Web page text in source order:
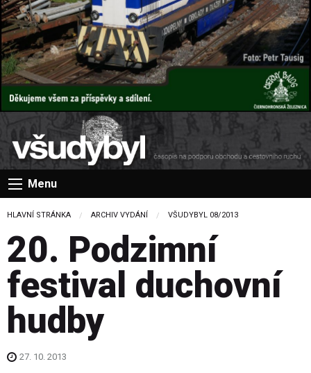
Menu
HLAVNÍ STRÁNKA ARCHIV VYDÁNÍ VŠUDYBYL 08/2013
20. Podzimní
festival duchovní
hudby
27. 10. 2013